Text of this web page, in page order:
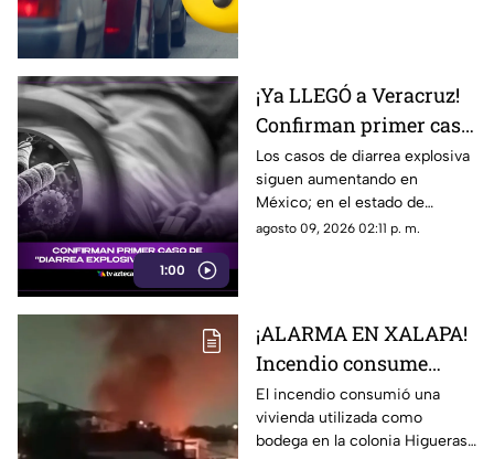
1:00
¡Ya LLEGÓ a Veracruz!
Confirman primer caso
de 'DIARREA
EXPLOSIVA' en el
estado; esto se sabe
Los casos de diarrea explosiva
siguen aumentando en
México; en el estado de
Veracruz ya se registró el
agosto 09, 2026 02:11 p. m.
¡ALARMA EN XALAPA!
Incendio consume
vivienda en la colonia
Higueras; vecinos
enfrentaron las llamas
El incendio consumió una
vivienda utilizada como
bodega en la colonia Higueras